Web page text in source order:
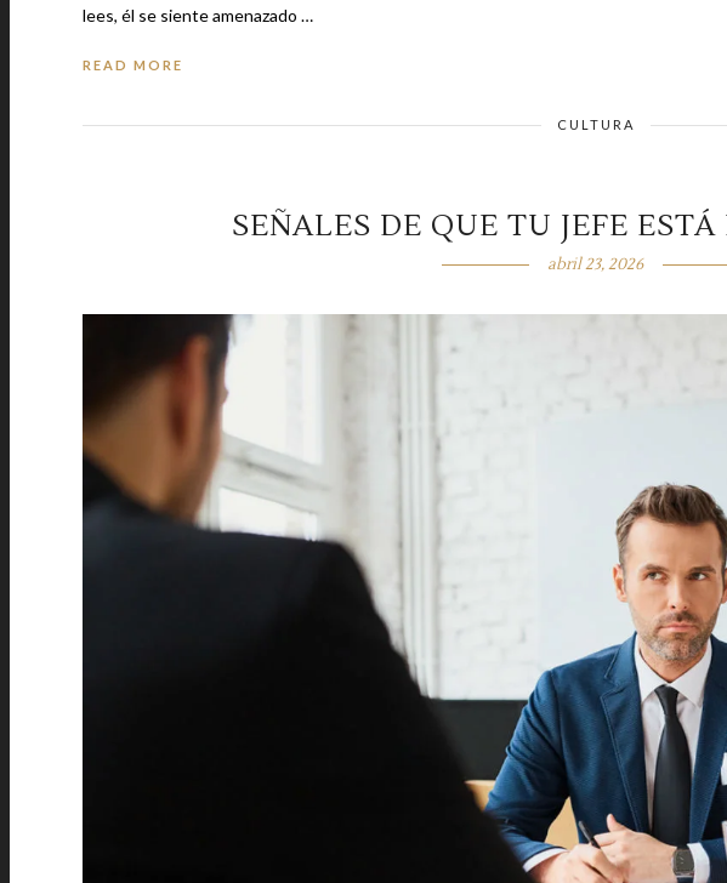
lees, él se siente amenazado …
READ MORE
CULTURA
SEÑALES DE QUE TU JEFE
abril 23, 2026